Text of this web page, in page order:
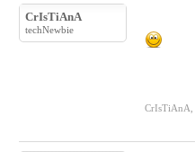
CrIsTiAnA
techNewbie
CrIsTiAnA